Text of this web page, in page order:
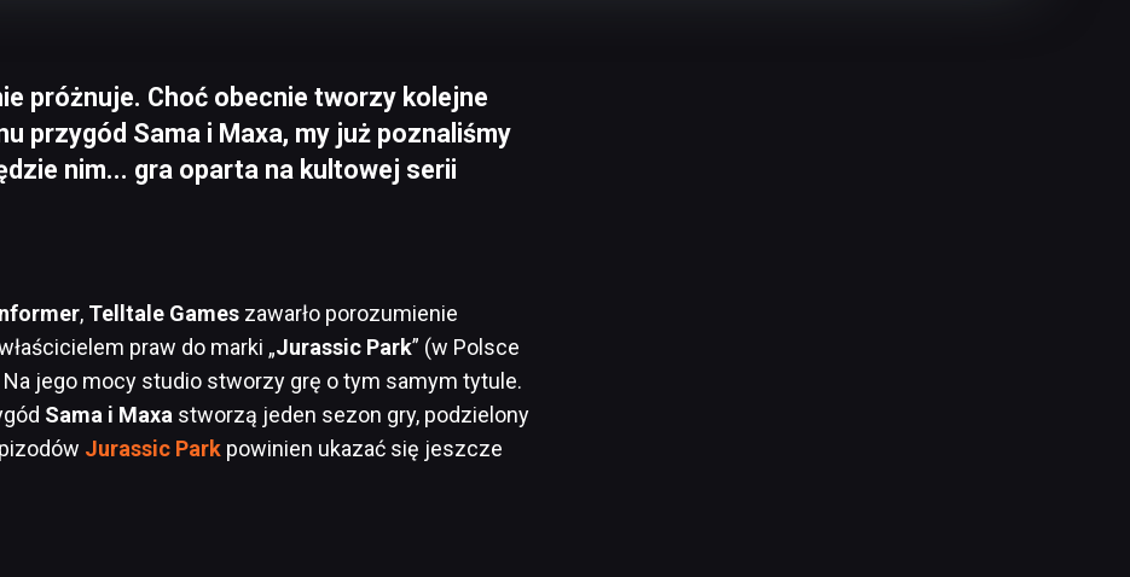
próżnuje. Choć obecnie tworzy kolejne
przygód Sama i Maxa, my już poznaliśmy
nim... gra oparta na kultowej serii
, Telltale Games zawarło porozumienie
praw do marki „Jurassic Park” (w Polsce
Na jego mocy studio stworzy grę o tym samym tytule.
Sama i Maxa stworzą jeden sezon gry, podzielony
Jurassic Park powinien ukazać się jeszcze